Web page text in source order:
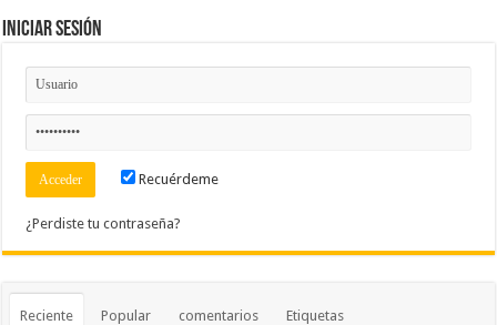
Iniciar Sesión
Recuérdeme
¿Perdiste tu contraseña?
Reciente Popular comentarios Etiquetas